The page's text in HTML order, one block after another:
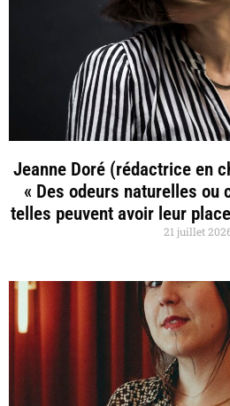
Jeanne Doré (rédactrice en
« Des odeurs naturelles ou
telles peuvent avoir leur
21 juillet